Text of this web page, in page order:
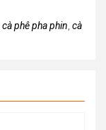
cà phê pha phin, cà